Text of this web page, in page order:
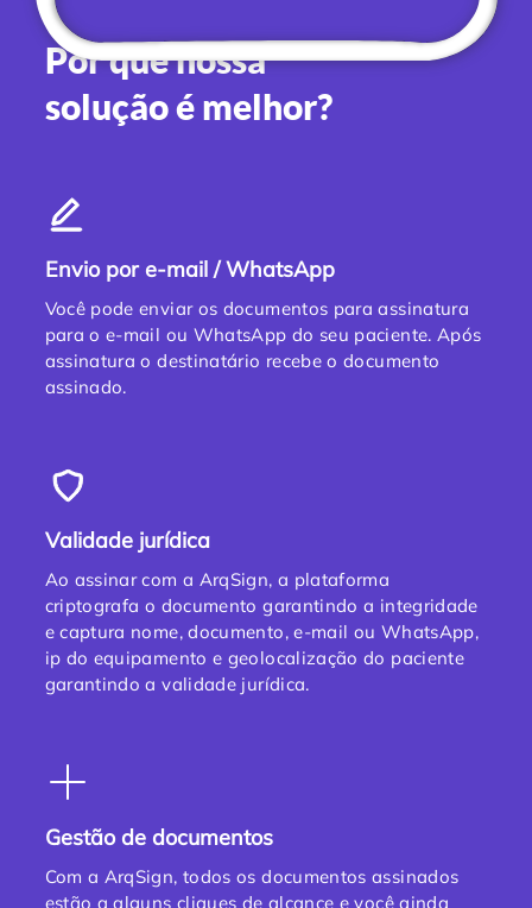
Por que nossa
solução é melhor?
Envio por e-mail / WhatsApp
Você pode enviar os documentos para assinatura
para o e-mail ou WhatsApp do seu paciente. Após
assinatura o destinatário recebe o documento
assinado.
Validade jurídica
Ao assinar com a ArqSign, a plataforma
criptografa o documento garantindo a integridade
e captura nome, documento, e-mail ou WhatsApp,
ip do equipamento e geolocalização do paciente
garantindo a validade jurídica.
Gestão de documentos
Com a ArqSign, todos os documentos assinados
estão a alguns cliques de alcance e você ainda